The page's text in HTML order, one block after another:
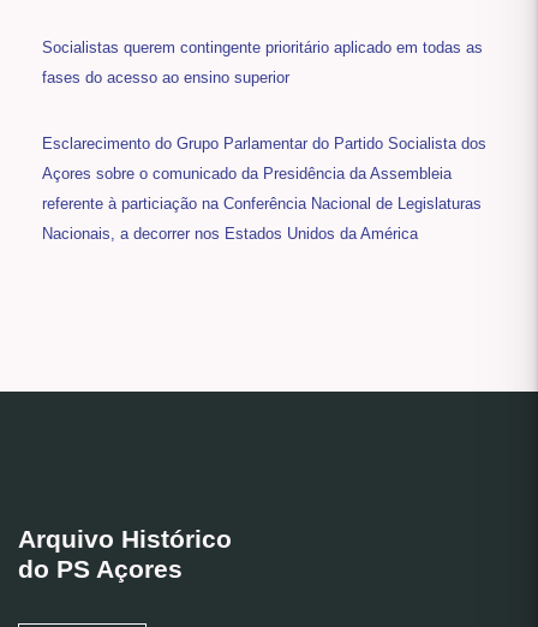
Socialistas querem contingente prioritário aplicado em todas as
fases do acesso ao ensino superior
Esclarecimento do Grupo Parlamentar do Partido Socialista dos
Açores sobre o comunicado da Presidência da Assembleia
referente à particiação na Conferência Nacional de Legislaturas
Nacionais, a decorrer nos Estados Unidos da América
Arquivo Histórico
do PS Açores